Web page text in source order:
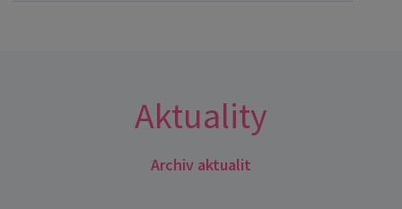
Aktuality
Archiv aktualit